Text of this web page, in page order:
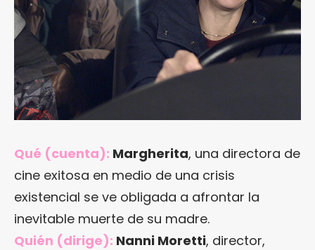
Qué (cuenta): Margherita, una directora de
cine exitosa en medio de una crisis
existencial se ve obligada a afrontar la
inevitable muerte de su madre.
Quién (dirige): Nanni Moretti, director,